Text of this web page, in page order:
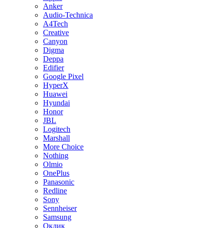
Anker
Audio-Technica
A4Tech
Creative
Canyon
Digma
Deppa
Edifier
Google Pixel
HyperX
Huawei
Hyundai
Honor
JBL
Logitech
Marshall
More Choice
Nothing
Olmio
OnePlus
Panasonic
Redline
Sony
Sennheiser
Samsung
Оклик